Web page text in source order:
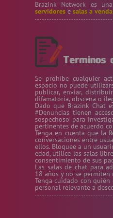
Brazink Network es
servidores e salas a venda
Se prohíbe cualquier
espacio no puede
publicar, enviar,
difamatoria, obscena o
Dado que Brazink Chat
#Denuncias tienen
sospechoso para
pertinentes de acuerdo
Tenga en cuenta que la
conversaciones entre
ellos. Bloquee a un
edad, utilice las salas
consentimiento de sus
Las salas de chat para
18 años y no se permiten
Tenga cuidado con
personal relevante a